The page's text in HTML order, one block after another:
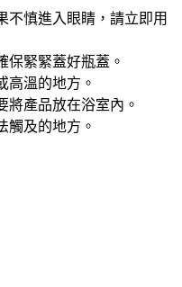
不慎進入眼睛，請立即用
保緊緊蓋好瓶蓋。
高溫的地方。
將產品放在浴室內。
觸及的地方。